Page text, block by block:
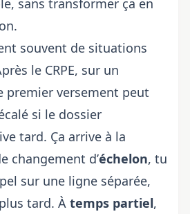
sans transformer ça en
souvent de situations
le CRPE, sur un
premier versement peut
si le dossier
tard. Ça arrive à la
changement d’échelon, tu
sur une ligne séparée,
tard. À temps partiel,